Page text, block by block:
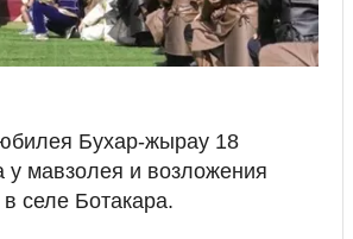
Бухар-жырау 18
у мавзолея и возложения
селе Ботакара.